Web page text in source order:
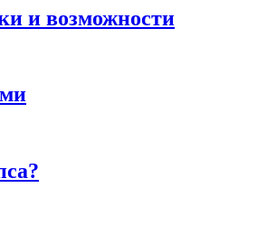
и возможности